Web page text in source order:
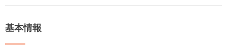
基本情報